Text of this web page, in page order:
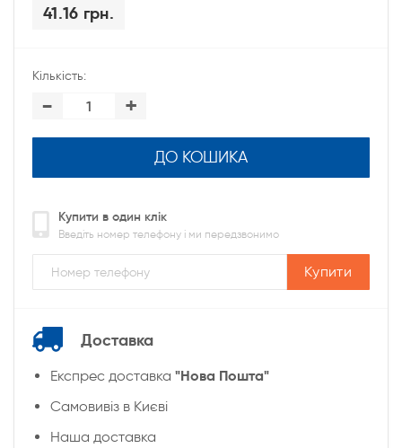
41.16 грн.
Кількість:
- +
ДО КОШИКА
Купити в один клік
Введіть номер телефону і ми передзвонимо
Купити
Доставка
Експрес доставка "Нова Пошта"
Cамовивіз в Києві
Наша доставка